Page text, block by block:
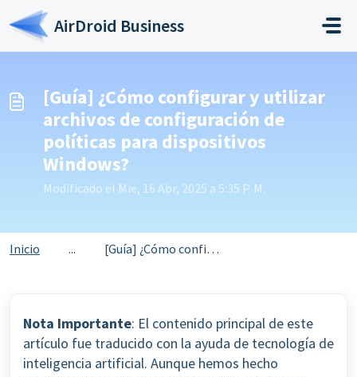
Saltar al contenido principal
AirDroid Business
[Guía] ¿Cómo configurar y utilizar
archivos de configuración de
políticas para dispositivos
Windows?
Modificado el Mie, 16 Abr, 2025 a 5:35 P. M.
Inicio ... [Guía] ¿Cómo configurar y utilizar archivos de configurac...
Nota Importante: El contenido principal de este
artículo fue traducido con la ayuda de tecnología de
inteligencia artificial. Aunque hemos hecho